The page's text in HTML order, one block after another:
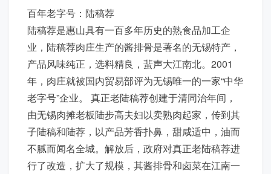
百年老字号：陆稿荐
陆稿荐是惠山具有一百多年历史的熟食品加工企
业，陆稿荐肉庄生产的酱排骨是著名的无锡特产，
产品风味纯正，选料精良，蜚声大江南北。2001
年，肉庄就被国内贸易部评为无锡唯一的一家“中华
老字号”企业。 真正老陆稿荐创建于清同治年间，
由无锡肉摊老板陆步高夫妇以卖熟肉起家，传到其
子陆稿和陆荐，以产品芳香扑鼻，甜咸适中，油而
不腻而闻名全城。解放后，政府对真正老陆稿荐进
行了改造，扩大了规模，其酱排骨和卤菜在江南一